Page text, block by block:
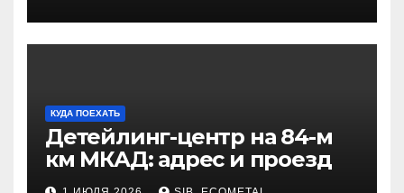
КУДА ПОЕХАТЬ
Детейлинг-центр на 84-м
км МКАД: адрес и проезд